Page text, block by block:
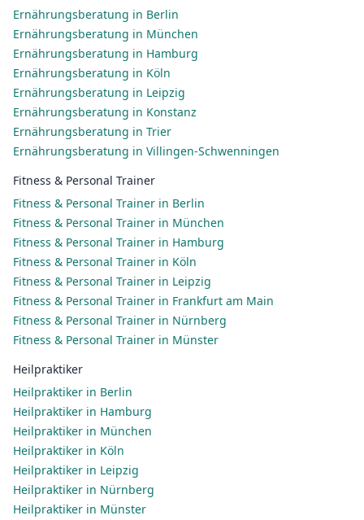
Ernährungsberatung in Berlin
Ernährungsberatung in München
Ernährungsberatung in Hamburg
Ernährungsberatung in Köln
Ernährungsberatung in Leipzig
Ernährungsberatung in Konstanz
Ernährungsberatung in Trier
Ernährungsberatung in Villingen-Schwenningen
Fitness & Personal Trainer
Fitness & Personal Trainer in Berlin
Fitness & Personal Trainer in München
Fitness & Personal Trainer in Hamburg
Fitness & Personal Trainer in Köln
Fitness & Personal Trainer in Leipzig
Fitness & Personal Trainer in Frankfurt am Main
Fitness & Personal Trainer in Nürnberg
Fitness & Personal Trainer in Münster
Heilpraktiker
Heilpraktiker in Berlin
Heilpraktiker in Hamburg
Heilpraktiker in München
Heilpraktiker in Köln
Heilpraktiker in Leipzig
Heilpraktiker in Nürnberg
Heilpraktiker in Münster